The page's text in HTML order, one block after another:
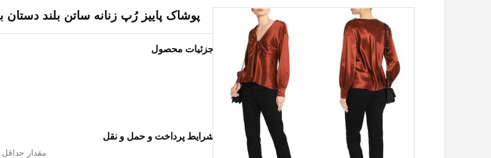
پوشاک پاییز رُپ زنانه ساتن بلند دستان
جزئیات محصول
شرایط پرداخت و حمل و نقل
مقدار حداقل